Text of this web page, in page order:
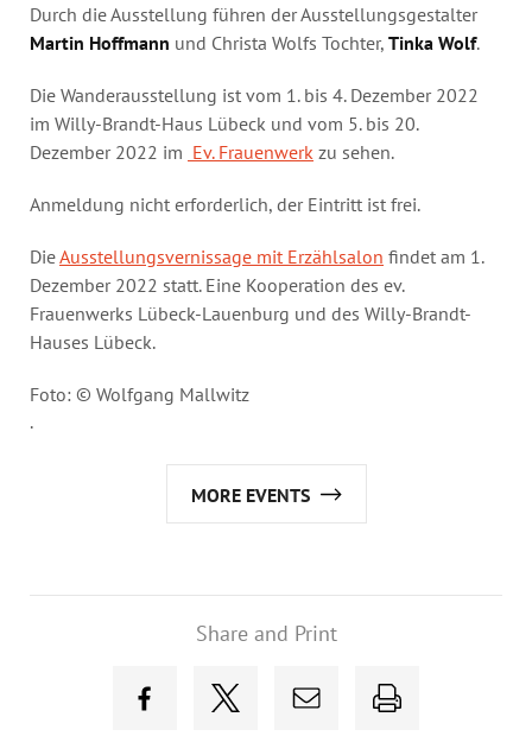
Durch die Ausstellung führen der Ausstellungsgestalter
Martin Hoffmann und Christa Wolfs Tochter, Tinka Wolf.
Die Wanderausstellung ist vom 1. bis 4. Dezember 2022
im Willy-Brandt-Haus Lübeck und vom 5. bis 20.
Dezember 2022 im Ev. Frauenwerk zu sehen.
Anmeldung nicht erforderlich, der Eintritt ist frei.
DieAusstellungsvernissage mit Erzählsalon findet am 1.
Dezember 2022 statt. Eine Kooperation des ev.
Frauenwerks Lübeck-Lauenburg und des Willy-Brandt-
Hauses Lübeck.
Foto: © Wolfgang Mallwitz
.
MORE EVENTS
Share and Print